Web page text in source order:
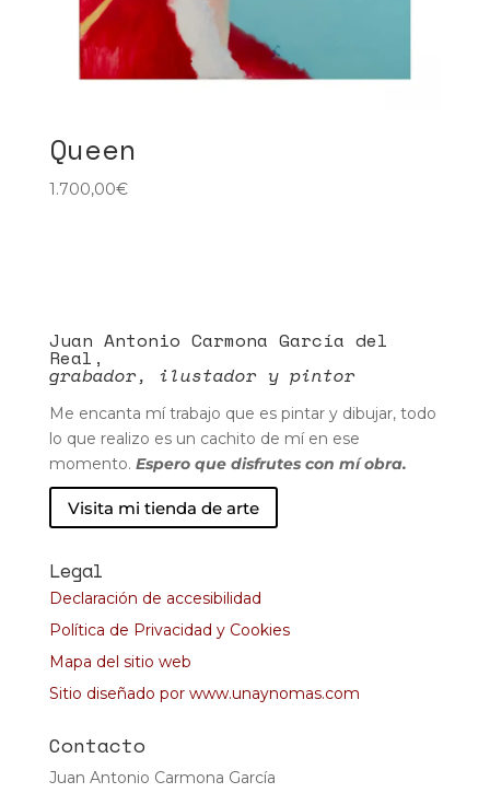
Queen
1.700,00€
Juan Antonio Carmona García del
Real,
grabador, ilustador y pintor
Me encanta mí trabajo que es pintar y dibujar, todo
lo que realizo es un cachito de mí en ese
momento. Espero que disfrutes con mí obra.
Visita mi tienda de arte
Legal
Declaración de accesibilidad
Política de Privacidad y Cookies
Mapa del sitio web
Sitio diseñado por www.unaynomas.com
Contacto
Juan Antonio Carmona García